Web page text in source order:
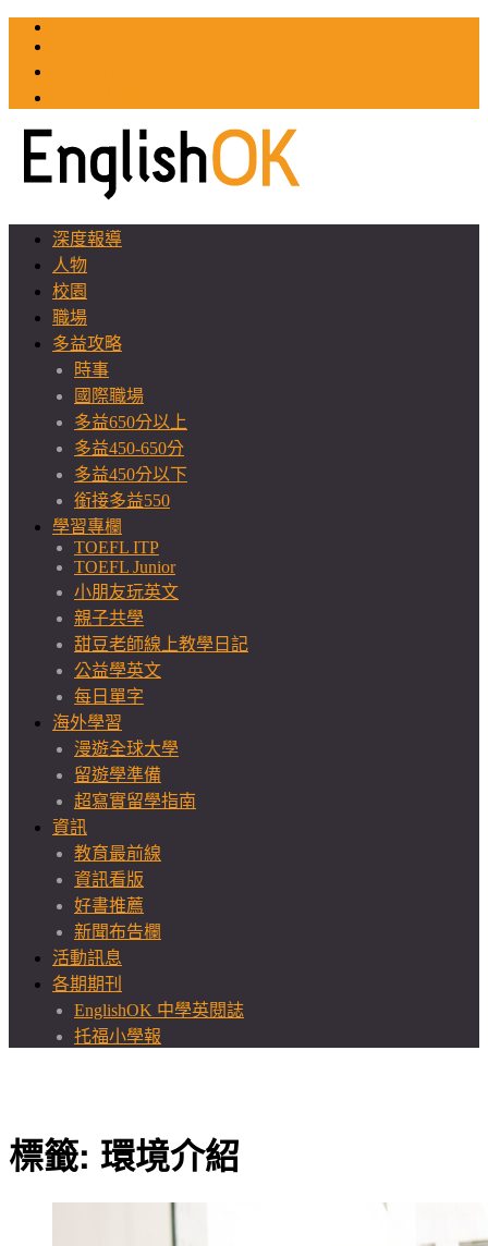
深度報導
人物
校園
職場
多益攻略
時事
國際職場
多益650分以上
多益450-650分
多益450分以下
銜接多益550
學習專欄
TOEFL ITP
TOEFL Junior
小朋友玩英文
親子共學
甜豆老師線上教學日記
公益學英文
每日單字
海外學習
漫遊全球大學
留遊學準備
超寫實留學指南
資訊
教育最前線
資訊看版
好書推薦
新聞布告欄
活動訊息
各期期刊
EnglishOK 中學英閱誌
托福小學報
標籤: 環境介紹